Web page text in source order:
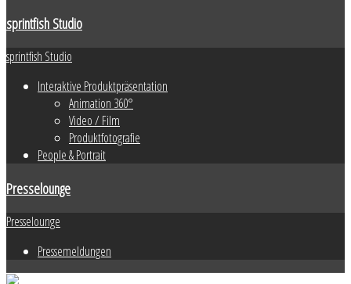
sprintfish Studio
sprintfish Studio
Interaktive Produktpräsentation
Animation 360°
Video / Film
Produktfotografie
People & Portrait
Presselounge
Presselounge
Pressemeldungen